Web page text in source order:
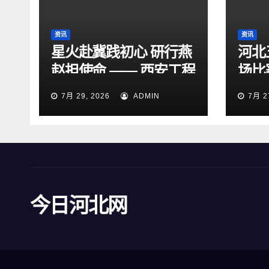
资讯
星火赴冀践初心 研行燕
赵担使命 —— 西安工程
大学“星火研途”研究生
7月 29, 2026 ADMIN
资讯
河北
场
15:1
7月
今日河北网